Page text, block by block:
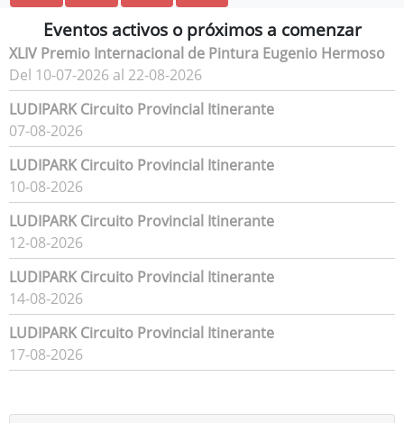
Eventos activos o próximos a comenzar
XLIV Premio Internacional de Pintura Eugenio Hermoso
Del 10-07-2026 al 22-08-2026
LUDIPARK Circuito Provincial Itinerante
07-08-2026
LUDIPARK Circuito Provincial Itinerante
10-08-2026
LUDIPARK Circuito Provincial Itinerante
12-08-2026
LUDIPARK Circuito Provincial Itinerante
14-08-2026
LUDIPARK Circuito Provincial Itinerante
17-08-2026